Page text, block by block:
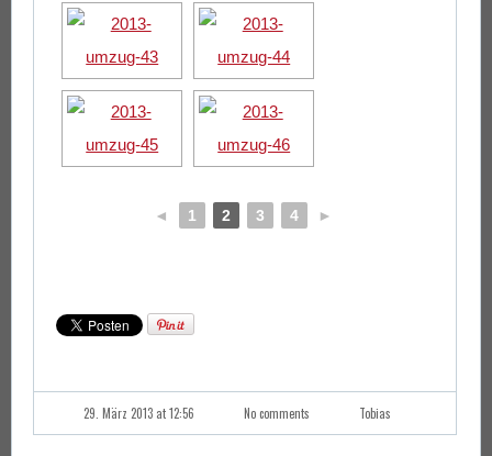
◄ 1 2 3 4 ►
29. März 2013 at 12:56 No comments Tobias